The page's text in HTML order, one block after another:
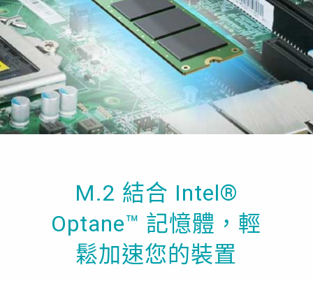
M.2 結合 Intel®
Optane™ 記憶體，輕
鬆加速您的裝置